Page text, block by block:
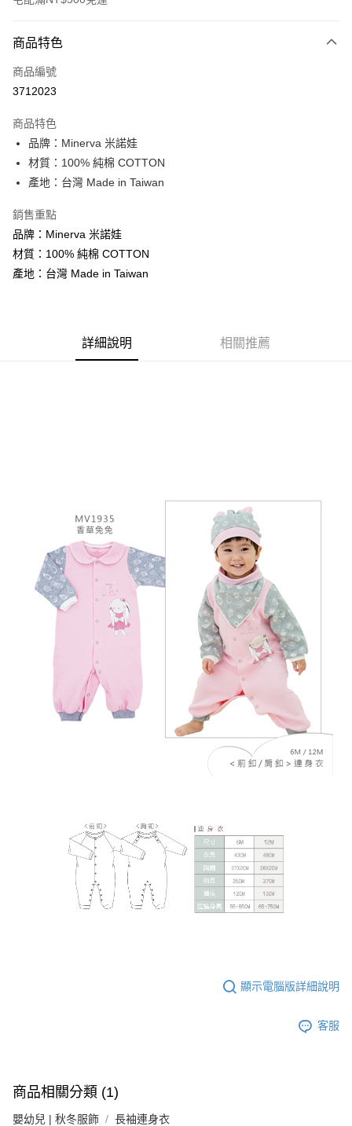
信用卡一次付款
LINE Pay
街口支付
悠遊付
運送方式
宅配
每筆NT$80，滿NT$500(含以上)免運費
商品特色
商品編號
3712023
商品特色
品牌：Minerva 米諾娃
材質：100% 純棉 COTTON
產地：台灣 Made in Taiwan
銷售重點
品牌：Minerva 米諾娃
材質：100% 純棉 COTTON
產地：台灣 Made in Taiwan
詳細說明 相關推薦
顯示電腦版詳細說明
客服
商品相關分類 (1)
嬰幼兒 | 秋冬服飾 長袖連身衣